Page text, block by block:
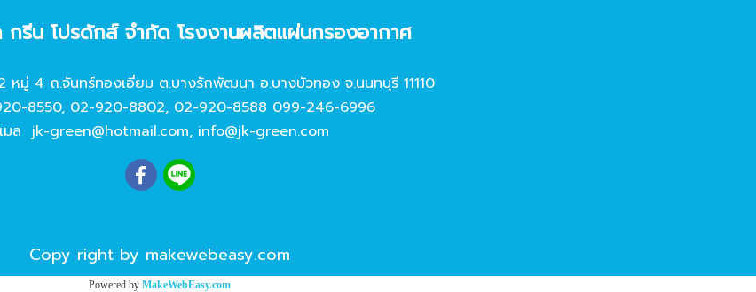
กรีน โปรดักส์ จํากัด โรงงานผลิตแผ่นกรองอากาศ
หมู่ 4 ถ.จันทร์ทองเอี่ยม ต.บางรักพัฒนา อ.บางบัวทอง จ.นนทบุรี 11110
8550, 02-920-8802, 02-920-8588 099-246-6996
มล jk-green@hotmail.com, info@jk-green.com
Copy right by makewebeasy.com
Powered by MakeWebEasy.com